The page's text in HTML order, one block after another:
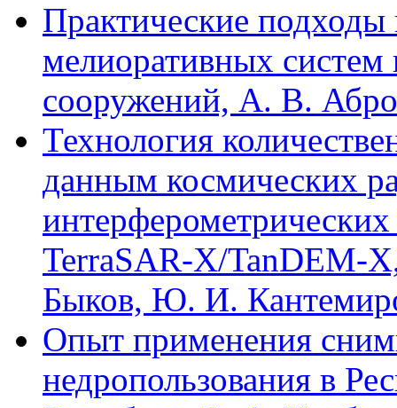
Практические
мелиоративных систем
сооружений, А. В.
Технология
данным космических
TerraSAR-X/TanDEM-
Быков, Ю. И.
Опыт применения
недропользования в